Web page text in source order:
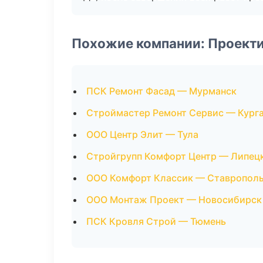
Похожие компании:
ПСК Ремонт Фасад — Мурманск
Строймастер Ремонт Сервис —
ООО Центр Элит — Тула
Стройгрупп Комфорт Центр —
ООО Комфорт Классик —
ООО Монтаж Проект — Новосибирск
ПСК Кровля Строй — Тюмень